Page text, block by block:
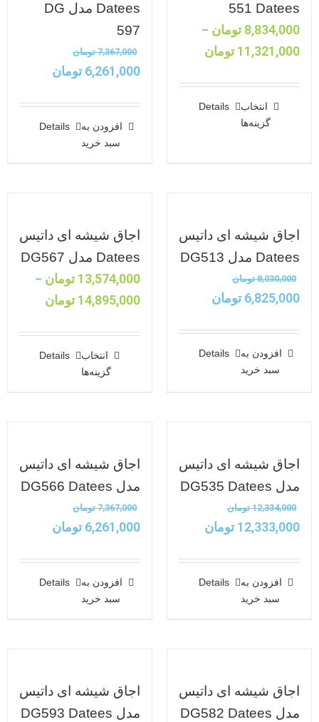
551 Datees
8,834,000 تومان –
11,321,000 تومان
انتخاب
گزینه‌ها
Details
Datees مدل DG
597
7,367,000 تومان
6,261,000 تومان
افزودن به
سبد خرید
Details
اجاق شیشه ای داتیس
Datees مدل DG513
8,030,000 تومان
6,825,000 تومان
افزودن به
سبد خرید
Details
اجاق شیشه ای داتیس
Datees مدل DG567
13,574,000 تومان –
14,895,000 تومان
انتخاب
گزینه‌ها
Details
اجاق شیشه ای داتیس
مدل DG535 Datees
12,334,000 تومان
12,333,000 تومان
افزودن به
سبد خرید
Details
اجاق شیشه ای داتیس
مدل DG566 Datees
7,367,000 تومان
6,261,000 تومان
افزودن به
سبد خرید
Details
اجاق شیشه ای داتیس
مدل DG582 Datees
اجاق شیشه ای داتیس
مدل DG593 Datees